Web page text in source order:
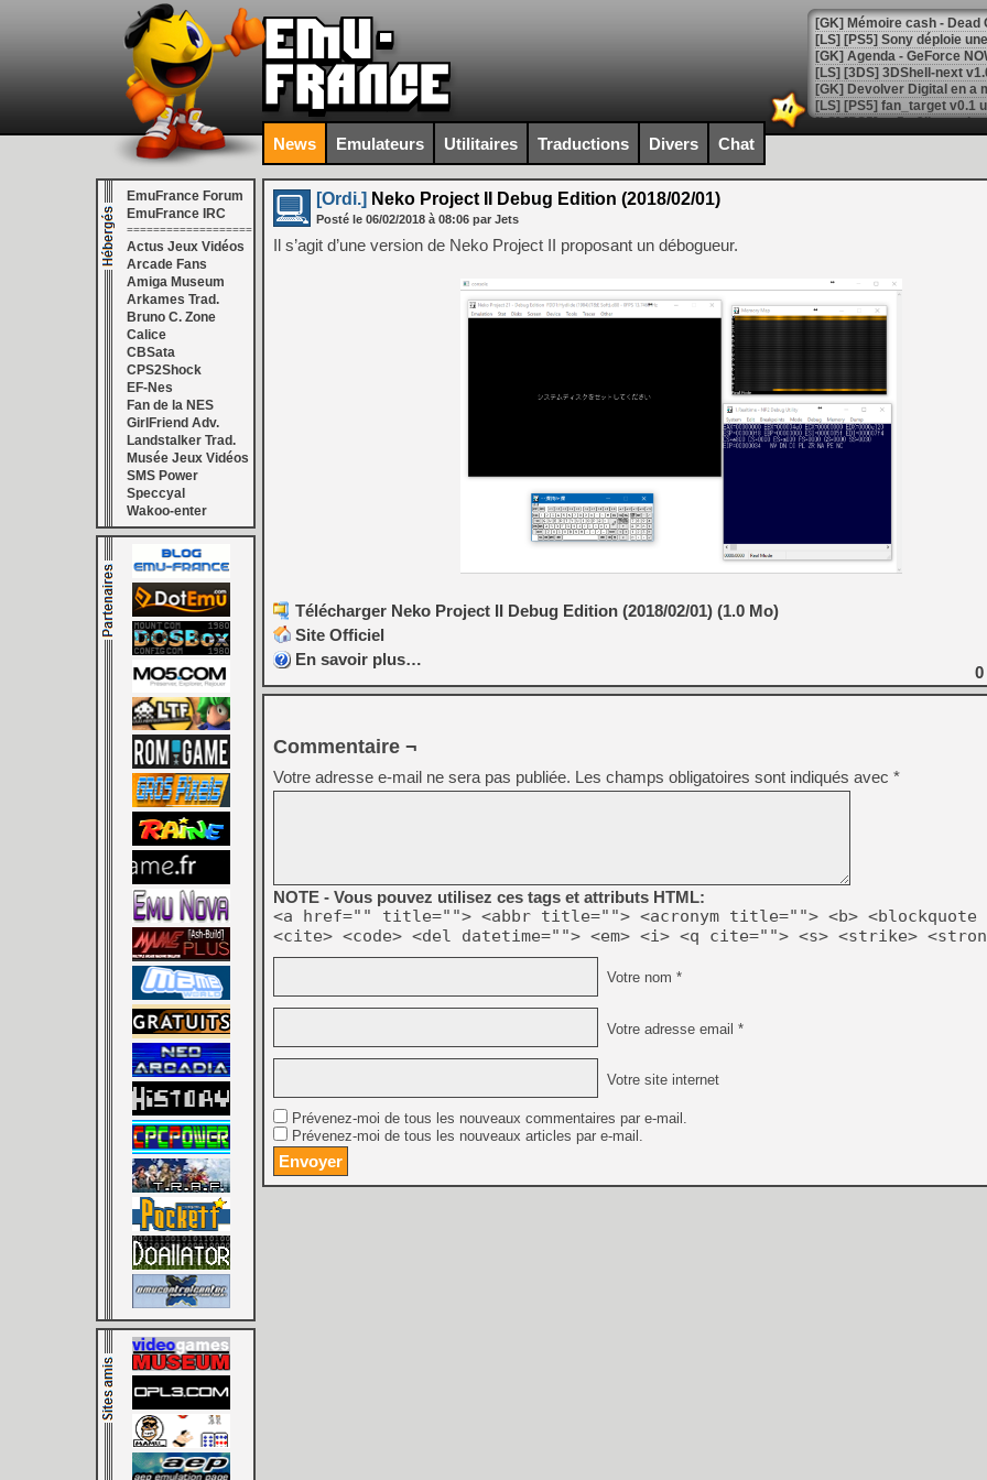
[GK] Agenda - GeForce
[GK] Devolver Digital en a
[LS] [PS5] ps5-y2jb-
[GK] Pourquoi Marvel
[GK] Test : Restory : Chill
[GK] GTA 6 : Rockstar
[GK] Hot Wheels Infinite
[GK] Mémoire cash -
[GK] Résultats Nintendo :
[GK] Déjà des
[Mo5] Brickboy cherche à
[GK] Minecraft et ses «
[GK] Beast of
[GK] Ubisoft : fin de partie
[GK] Mémoire cash -
[GK] Dan Houser (GTA)
[GK] Comment EA Sports
[GK] Crimson Moon : un
[GK] Isle of Reveries : le
[GK] Moonlighter 2 : The
[GK] Capcom relance
[Mo5] Deux inédits du
[GK] Le beat'em up The
[GK] Endless Legend 2 :
[LS] [PS5] Le WebKit
[GK] Oubliez Crazy Taxi,
[LS] [Switch] NSZ 5.0.0
[GK] Bethesda fête les 30
[GK] Roblox : l'action en
News Emulateurs Utilitaires Traductions Divers Chat
EmuFrance Forum
EmuFrance IRC
===================
Actus Jeux Vidéos
Arcade Fans
Amiga Museum
Arkames Trad.
Bruno C. Zone
Calice
CBSata
CPS2Shock
EF-Nes
Fan de la NES
GirlFriend Adv.
Landstalker Trad.
Musée Jeux Vidéos
SMS Power
Speccyal
Wakoo-enter
[Ordi.] Neko Project II Debug Edition (2018/02/01)
Posté le 06/02/2018 à 08:06 par Jets
Il s’agit d’une version de Neko Project II proposant un débogueur.
Télécharger Neko Project II Debug Edition (2018/02/01) (1.0 Mo)
Site Officiel
En savoir plus…
0
Commentaire ¬
Votre adresse e-mail ne sera pas publiée. Les champs obligatoires sont indiqués avec *
NOTE - Vous pouvez utilisez ces tags et attributs HTML:
<a href="" title=""> <abbr title=""> <acronym title=""> <b> <blockquote
<cite> <code> <del datetime=""> <em> <i> <q cite=""> <s> <strike>
Votre nom *
Votre adresse email *
Votre site internet
Prévenez-moi de tous les nouveaux commentaires par e-mail.
Prévenez-moi de tous les nouveaux articles par e-mail.